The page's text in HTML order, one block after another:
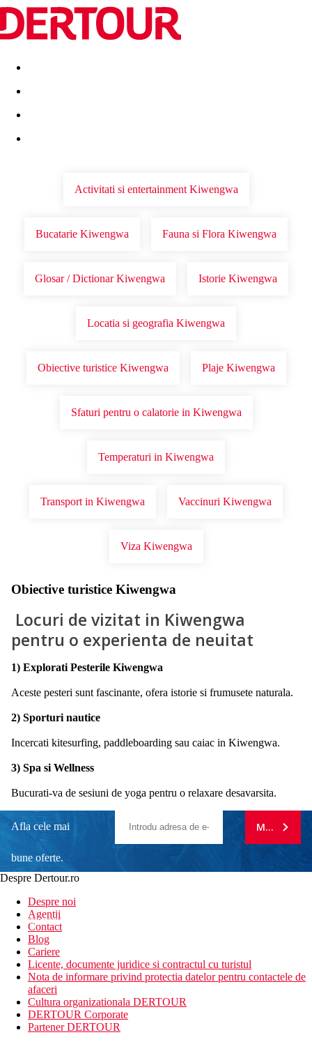
Destinatii Vacanta perfecta OFERTE DE NERATAT
Activitati si entertainment Kiwengwa
Bucatarie Kiwengwa Fauna si Flora Kiwengwa
Glosar / Dictionar Kiwengwa Istorie Kiwengwa
Locatia si geografia Kiwengwa
Obiective turistice Kiwengwa Plaje Kiwengwa
Sfaturi pentru o calatorie in Kiwengwa
Temperaturi in Kiwengwa
Transport in Kiwengwa Vaccinuri Kiwengwa
Viza Kiwengwa
Obiective turistice Kiwengwa
Locuri de vizitat in Kiwengwa
pentru o experienta de neuitat
1) Explorati Pesterile Kiwengwa
Aceste pesteri sunt fascinante, ofera istorie si frumusete naturala.
2) Sporturi nautice
Incercati kitesurfing, paddleboarding sau caiac in Kiwengwa.
3) Spa si Wellness
Bucurati-va de sesiuni de yoga pentru o relaxare desavarsita.
Afla cele mai
bune oferte.
newsletter!
MA
Despre Dertour.ro
Despre noi
Agentii
Contact
Blog
Cariere
Licente, documente juridice si contractul cu turistul
Nota de informare privind protectia datelor pentru contactele de
afaceri
Cultura organizationala DERTOUR
DERTOUR Corporate
Partener DERTOUR